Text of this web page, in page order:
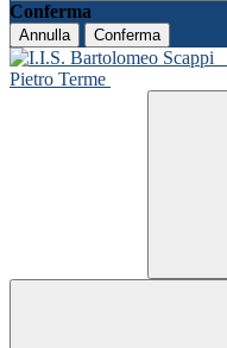
Conferma
Annulla Conferma
Pietro Terme